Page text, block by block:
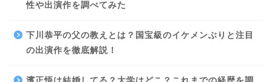
性や出演作を調べてみた
下川恭平の父の教えとは？国宝級のイケメンぶりと注目
の出演作を徹底解説！